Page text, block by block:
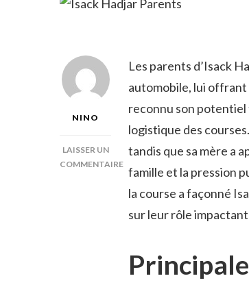
NINO
LAISSER UN
COMMENTAIRE
Les parents d’Isack
automobile, lui offrant
reconnu son potentiel
logistique des
tandis que sa mère a
famille et la pression
la course a façonné
sur leur rôle